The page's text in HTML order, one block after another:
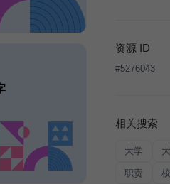
让、出售或
将接照我国
资源 ID
#5276043
相关搜索
大学
职责